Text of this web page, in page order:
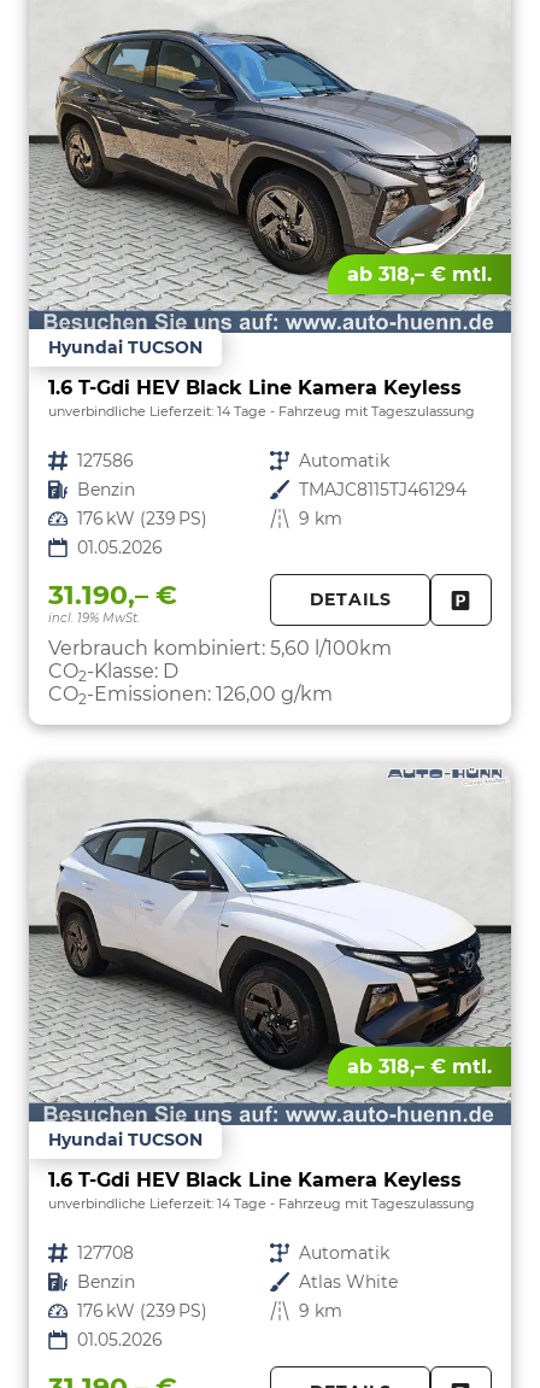
ab 318,– € mtl.
Hyundai TUCSON
1.6 T-Gdi HEV Black Line Kamera Keyless
unverbindliche Lieferzeit: 14 Tage Fahrzeug mit Tageszulassung
Fahrzeugnr. 127586 Getriebe Automatik
Kraftstoff Benzin Außenfarbe TMAJC8115TJ461294
Leistung 176 kW (239 PS) Kilometerstand 9 km
01.05.2026
31.190,– €
incl. 19% MwSt.
DETAILS
Verbrauch kombiniert: 5,60 l/100km
CO2-Klasse: D
CO2-Emissionen: 126,00 g/km
ab 318,– € mtl.
Hyundai TUCSON
1.6 T-Gdi HEV Black Line Kamera Keyless
unverbindliche Lieferzeit: 14 Tage Fahrzeug mit Tageszulassung
Fahrzeugnr. 127708 Getriebe Automatik
Kraftstoff Benzin Außenfarbe Atlas White
Leistung 176 kW (239 PS) Kilometerstand 9 km
01.05.2026